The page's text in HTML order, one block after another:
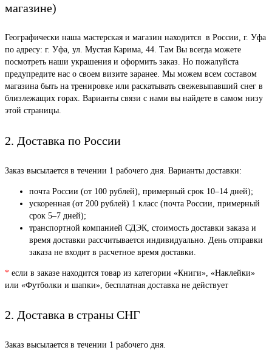
магазине)
Географически наша мастерская и магазин находится в России, г. Уфа
по адресу: г. Уфа, ул. Мустая Карима, 44. Там Вы всегда можете
посмотреть наши украшения и оформить заказ. Но пожалуйста
предупредите нас о своем визите заранее. Мы можем всем составом
магазина быть на тренировке или раскатывать свежевыпавший снег в
близлежащих горах. Варианты связи с нами вы найдете в самом низу
этой страницы.
2. Доставка по России
Заказ высылается в течении 1 рабочего дня. Варианты доставки:
почта России (от 100 рублей), примерный срок 10–14 дней);
ускоренная (от 200 рублей) 1 класс (почта России, примерный
срок 5–7 дней);
транспортной компанией СДЭК, стоимость доставки заказа и
время доставки рассчитывается индивидуально. День отправки
заказа не входит в расчетное время доставки.
* если в заказе находится товар из категории «Книги», «Наклейки»
или «Футболки и шапки», бесплатная доставка не действует
2. Доставка в страны СНГ
Заказ высылается в течении 1 рабочего дня.